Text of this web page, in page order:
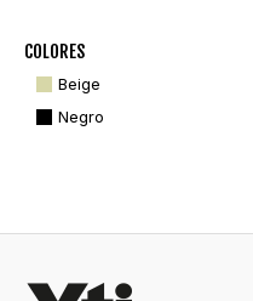
COLORES
Beige
Negro